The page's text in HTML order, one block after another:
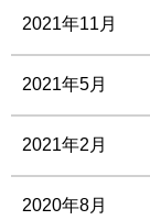
2021年11月
2021年5月
2021年2月
2020年8月